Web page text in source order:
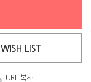
WISH LIST
URL 복사